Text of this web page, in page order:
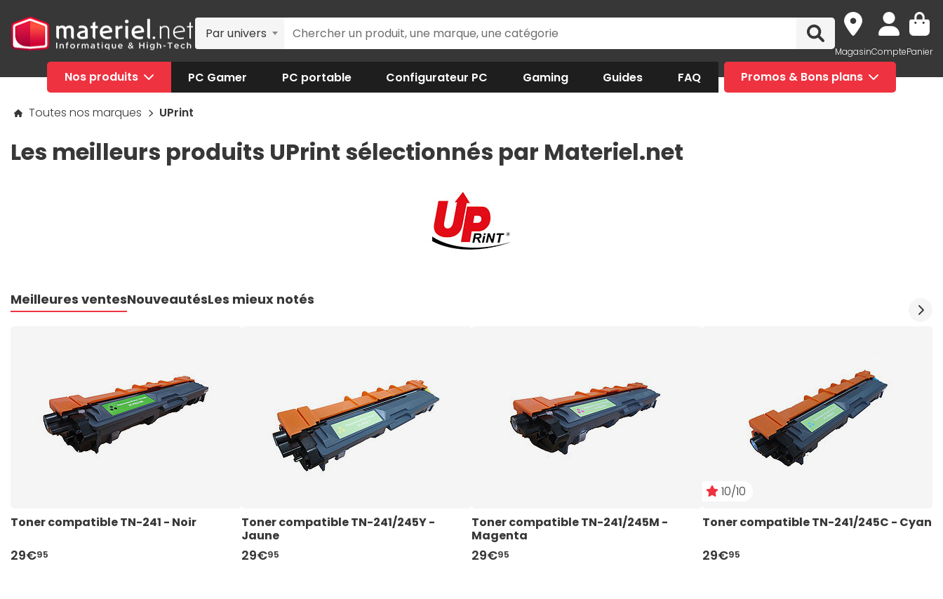
Par univers
MagasinComptePanier
Nos produits PC Gamer PC portable Configurateur PC Gaming Guides FAQ Promos & Bons plans
Toutes nos marques UPrint
Les meilleurs produits UPrint sélectionnés par Materiel.net
Meilleures ventesNouveautésLes mieux notés
Toner compatible TN-241 - Noir
29€95
Toner compatible TN-241/245Y -
Jaune
29€95
Toner compatible TN-241/245M -
Magenta
29€95
10/10
Toner compatible TN-241/245C - Cyan
29€95
UPrint C.046HB - Noir
15€74
UPrint H.131XB - Noir
39€25
UPrint H.17A - Noir
39€95
UPrint CE401A - Cyan
40€94
Toner compatible TN-241 - Noir
29€95
Toner compatible TN-241/245Y -
Jaune
29€95
Toner compatible TN-241/245M -
Magenta
29€95
10/10
Toner compatible TN-241/245C - Cyan
29€95